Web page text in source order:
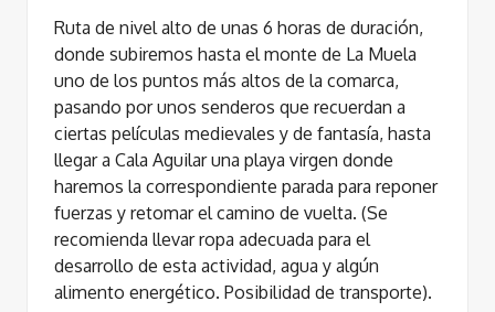
Ruta de nivel alto de unas 6 horas de duración,
donde subiremos hasta el monte de La Muela
uno de los puntos más altos de la comarca,
pasando por unos senderos que recuerdan a
ciertas películas medievales y de fantasía, hasta
llegar a Cala Aguilar una playa virgen donde
haremos la correspondiente parada para reponer
fuerzas y retomar el camino de vuelta. (Se
recomienda llevar ropa adecuada para el
desarrollo de esta actividad, agua y algún
alimento energético. Posibilidad de transporte).